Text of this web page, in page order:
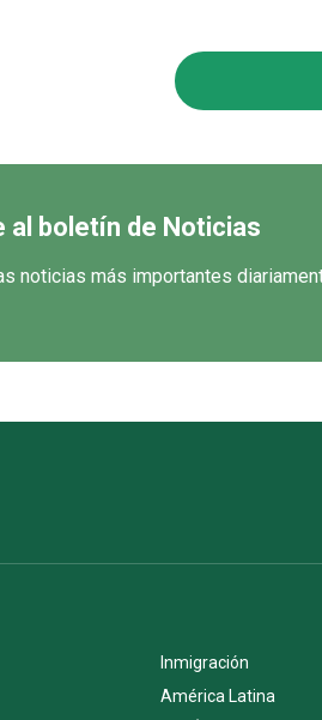
al boletín de Noticias
noticias más importantes
Inmigración
América Latina